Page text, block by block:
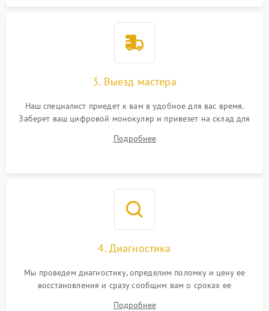
3. Выезд мастера
Наш специалист приедет к вам в удобное для вас время.
Заберет ваш цифровой монокуляр и привезет на склад для
Подробнее
4. Диагностика
Мы проведем диагностику, определим поломку и цену ее
восстановления и сразу сообщим вам о сроках ее
Подробнее